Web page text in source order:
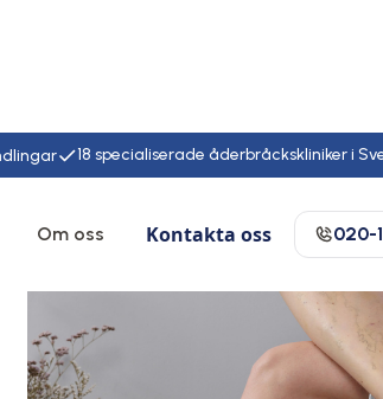
18
Om oss Kontakta oss 020-